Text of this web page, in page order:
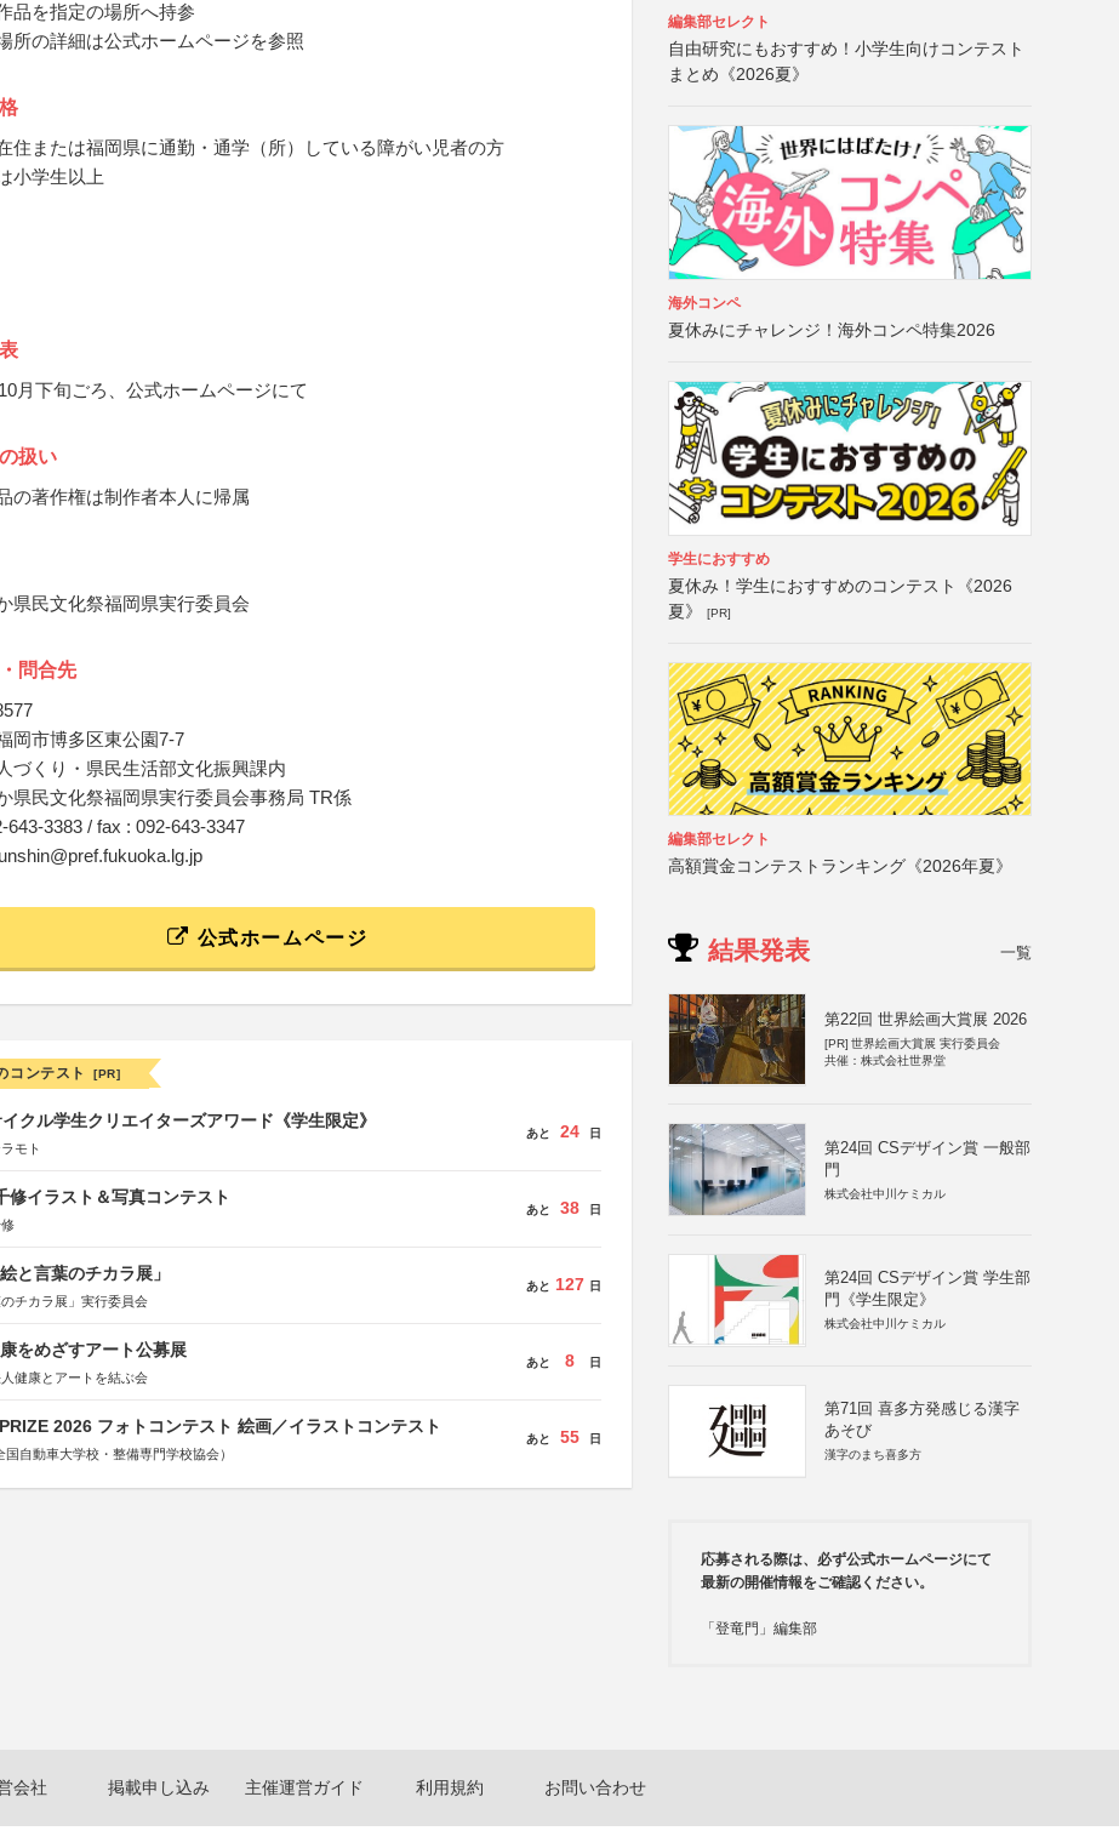
品を指定の場所へ持参
所の詳細は公式ホームページを参照
住または福岡県に通勤・通学（所）している障がい児者の方
小学生以上
月下旬ごろ、公式ホームページにて
扱い
の著作権は制作者本人に帰属
県民文化祭福岡県実行委員会
問合先
岡市博多区東公園7-7
づくり・県民生活部文化振興課内
県民文化祭福岡県実行委員会事務局 TR係
643-3383 / fax : 092-643-3347
公式ホームページ
コンテスト [PR]
クル学生クリエイターズアワード《学生限定》
モト
あと 24 日
修イラスト＆写真コンテスト
あと 38 日
と言葉のチカラ展」
のチカラ展」実行委員会
あと 127 日
をめざすアート公募展
健康とアートを結ぶ会
あと 8 日
2026 フォトコンテスト 絵画／イラストコンテスト
国自動車大学校・整備専門学校協会）
あと 55 日
編集部セレクト
自由研究にもおすすめ！小学生向けコンテスト
まとめ《2026夏》
海外コンペ
夏休みにチャレンジ！海外コンペ特集2026
学生におすすめ
夏休み！学生におすすめのコンテスト《2026
夏》
[PR]
編集部セレクト
高額賞金コンテストランキング《2026年夏》
結果発表 一覧
第22回 世界絵画大賞展 2026
[PR] 世界絵画大賞展 実行委員会
共催：株式会社世界堂
第24回 CSデザイン賞 一般部
門
株式会社中川ケミカル
第24回 CSデザイン賞 学生部
門《学生限定》
株式会社中川ケミカル
第71回 喜多方発感じる漢字
あそび
漢字のまち喜多方
応募される際は、必ず公式ホームページにて
最新の開催情報をご確認ください。
「登竜門」編集部
会社 掲載申し込み 主催運営ガイド 利用規約 お問い合わせ